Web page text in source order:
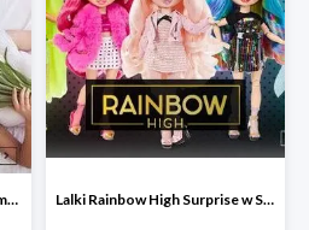
Prezenty na Dzień Kobiet w Smyku do -45% Lalki Rainbow High Surprise w Smyku do -35%